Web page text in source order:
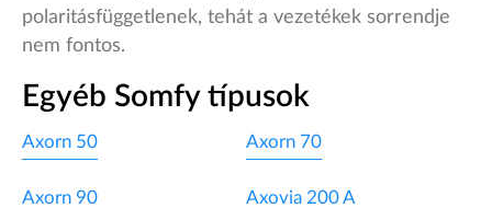
polaritásfüggetlenek, tehát a vezetékek sorrendje
nem fontos.
Egyéb Somfy típusok
Axorn 50 Axorn 70
Axorn 90 Axovia 200 A